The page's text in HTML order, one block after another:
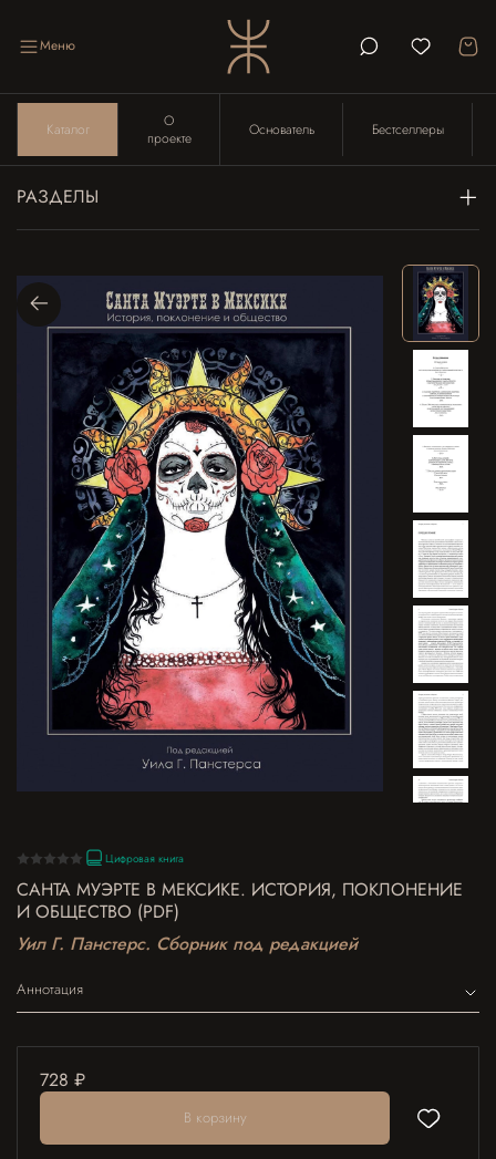
Меню
Каталог
О
проекте
Основатель Бестселлеры
РАЗДЕЛЫ
Цифровая книга
САНТА МУЭРТЕ В МЕКСИКЕ. ИСТОРИЯ, ПОКЛОНЕНИЕ
И ОБЩЕСТВО (PDF)
Уил Г. Панстерс. Сборник под редакцией
Аннотация
728 ₽
В корзину